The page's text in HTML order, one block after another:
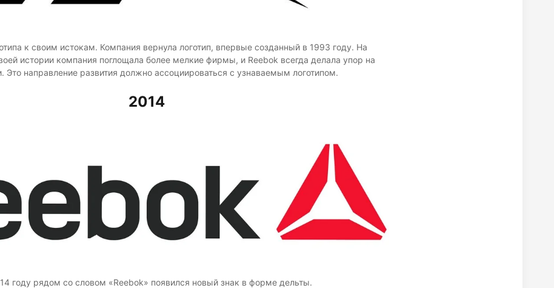
к своим истокам. Компания вернула логотип, впервые созданный в 1993 году. На
истории компания поглощала более мелкие фирмы, и Reebok всегда делала упор на
Это направление развития должно ассоциироваться с узнаваемым логотипом.
2014
году рядом со словом «Reebok» появился новый знак в форме дельты.